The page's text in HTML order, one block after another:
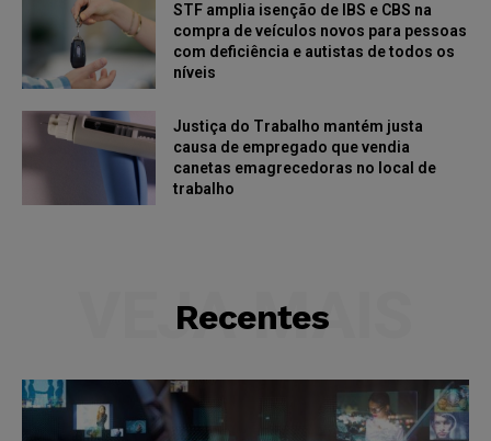
STF amplia isenção de IBS e CBS na
compra de veículos novos para pessoas
com deficiência e autistas de todos os
níveis
Justiça do Trabalho mantém justa
causa de empregado que vendia
canetas emagrecedoras no local de
trabalho
Recentes
VEJA MAIS